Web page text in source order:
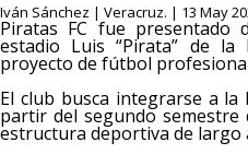
Iván Sánchez | Veracruz. | 13 May
Piratas FC fue presentado
estadio Luis “Pirata” de
proyecto de fútbol
El club busca integrarse a la
partir del segundo
estructura deportiva de largo